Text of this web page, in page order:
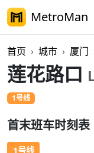
MetroMan
首页 城市 厦门
莲花路口
1号线
首末班车时刻表
1号线